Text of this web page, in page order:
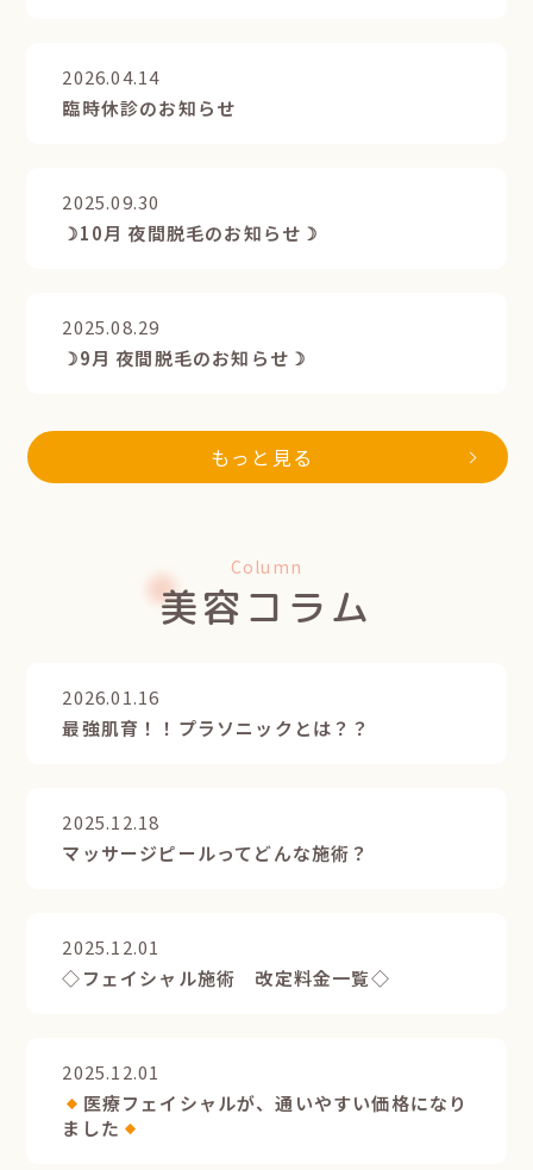
2026.04.14
臨時休診のお知らせ
2025.09.30
☽10月 夜間脱毛のお知らせ☽
2025.08.29
☽9月 夜間脱毛のお知らせ☽
もっと見る
Column
美容コラム
2026.01.16
最強肌育！！プラソニックとは？？
2025.12.18
マッサージピールってどんな施術？
2025.12.01
◇フェイシャル施術 改定料金一覧◇
2025.12.01
医療フェイシャルが、通いやすい価格になり
ました